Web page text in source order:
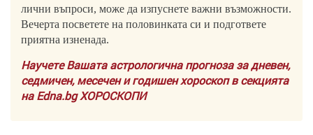
лични въпроси, може да изпуснете важни възможности.
Вечерта посветете на половинката си и подгответе
приятна изненада.
Научете Вашата астрологична прогноза за дневен,
седмичен, месечен и годишен хороскоп в секцията
на Edna.bg ХОРОСКОПИ